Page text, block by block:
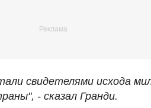
свидетелями исхода
- сказал Гранди.